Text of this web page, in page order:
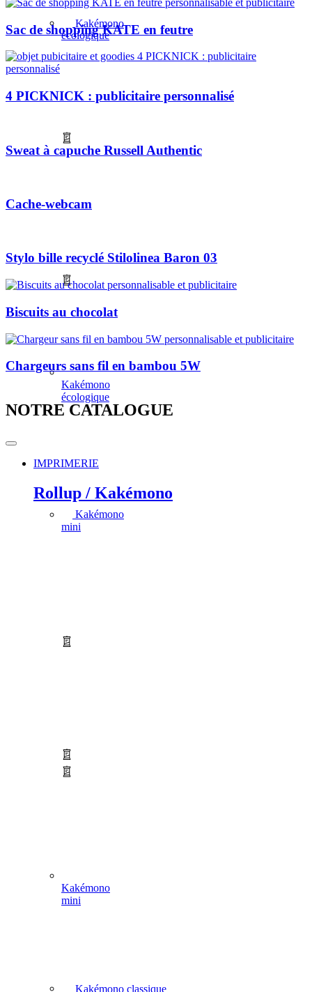
Kakémono
écologique
Kakémono
mini
Kakémono
écologique
Kakémono
mini
Sac de shopping KATE en feutre
4 PICKNICK : publicitaire personnalisé
Sweat à capuche Russell Authentic
Cache-webcam
Stylo bille recyclé Stilolinea Baron 03
Biscuits au chocolat
Chargeurs sans fil en bambou 5W
NOTRE CATALOGUE
IMPRIMERIE
Rollup / Kakémono
Kakémono classique